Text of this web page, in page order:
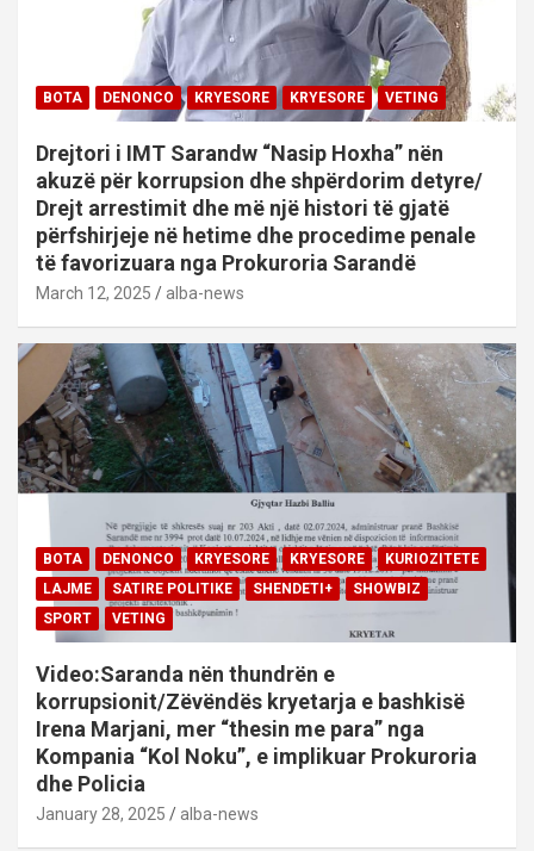
BOTA DENONCO KRYESORE KRYESORE VETING
Drejtori i IMT Sarandw “Nasip Hoxha” nën
akuzë për korrupsion dhe shpërdorim detyre/
Drejt arrestimit dhe më një histori të gjatë
përfshirjeje në hetime dhe procedime penale
të favorizuara nga Prokuroria Sarandë
March 12, 2025 alba-news
BOTA DENONCO KRYESORE KRYESORE
KURIOZITETE
LAJME
SATIRE POLITIKE SHENDETI+
SHOWBIZ
SPORT
VETING
Video:Saranda nën thundrën e
korrupsionit/Zëvëndës kryetarja e bashkisë
Irena Marjani, mer “thesin me para” nga
Kompania “Kol Noku”, e implikuar Prokuroria
dhe Policia
January 28, 2025 alba-news